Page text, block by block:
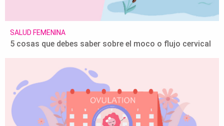
SALUD FEMENINA
5 cosas que debes saber sobre el moco o flujo cervical